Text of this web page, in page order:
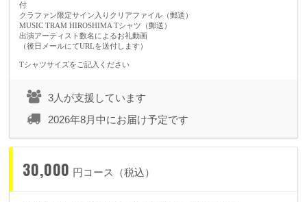
・恐れ入りますが、選択したリターンの変更・キャンセル・返金は原則
お受けできません。
返品を受け付けられません。
・他の方へのリターンの商品や権利の譲渡・転売などはできません。あ
らかじめご了承の上お申込みください。
・プロジェクトに関するご連絡はwefan内のログインメッセージにて実
お願いいたします。
付
クラファン限定サイン入りクリアファイル（郵送）
MUSIC TRAM HIROSHIMA Tシャツ（郵送）
出演アーティスト数名によるお礼動画
（後日メールにてURLを送付します）
Tシャツサイズをご記入ください
3人が支援しています
2026年8月中にお届け予定です
30,000 円コース（税込）